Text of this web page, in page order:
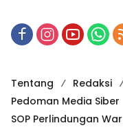
s
o
s
Tentang Redaksi
Pedoman Media Siber
SOP Perlindungan